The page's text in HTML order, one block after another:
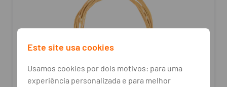
Este site usa cookies
Usamos cookies por dois motivos: para uma
experiência personalizada e para melhor